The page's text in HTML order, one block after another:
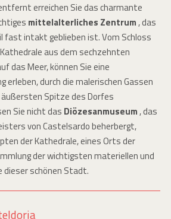
erreichen Sie das charmante
mittelalterliches Zentrum, das
fast intakt geblieben ist. Vom Schloss
aus dem sechzehnten
das Meer, können Sie eine
erleben, durch die malerischen Gassen
Spitze des Dorfes
Sie nicht das Diözesanmuseum, das
von Castelsardo beherbergt,
der Kathedrale, eines Orts der
der wichtigsten materiellen und
schönen Stadt.